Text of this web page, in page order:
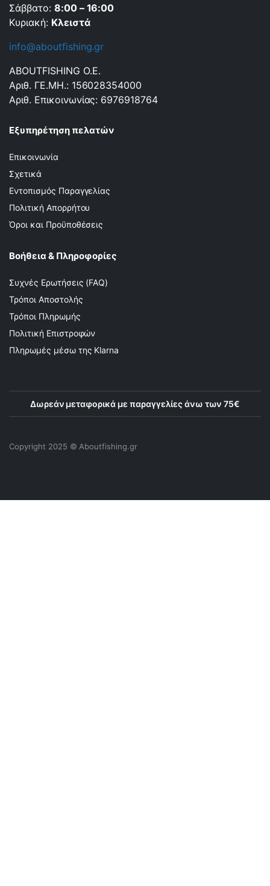
Σάββατο: 8:00 – 16:00
Κυριακή: Κλειστά
info@aboutfishing.gr
ABOUTFISHING Ο.Ε.
Αριθ. ΓΕ.ΜΗ.: 156028354000
Αριθ. Επικοινωνίας: 6976918764
Εξυπηρέτηση πελατών
Επικοινωνία
Σχετικά
Εντοπισμός Παραγγελίας
Πολιτική Απορρήτου
Όροι και Προϋποθέσεις
Βοήθεια & Πληροφορίες
Συχνές Ερωτήσεις (FAQ)
Τρόποι Αποστολής
Τρόποι Πληρωμής
Πολιτική Επιστροφών
Πληρωμές μέσω της Klarna
Δωρεάν μεταφορικά με παραγγελίες άνω των 75€
Copyright 2025 © Αboutfishing.gr